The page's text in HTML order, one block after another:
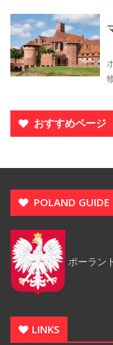
おすすめページ
POLAND GUIDE
ポーラン
LINKS